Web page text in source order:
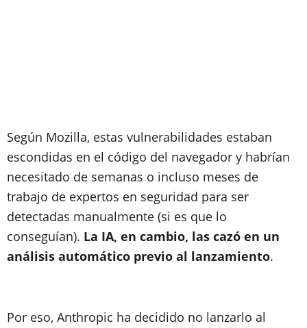
Según Mozilla, estas vulnerabilidades estaban
escondidas en el código del navegador y habrían
necesitado de semanas o incluso meses de
trabajo de expertos en seguridad para ser
detectadas manualmente (si es que lo
conseguían). La IA, en cambio, las cazó en un
análisis automático previo al lanzamiento.
Por eso, Anthropic ha decidido no lanzarlo al